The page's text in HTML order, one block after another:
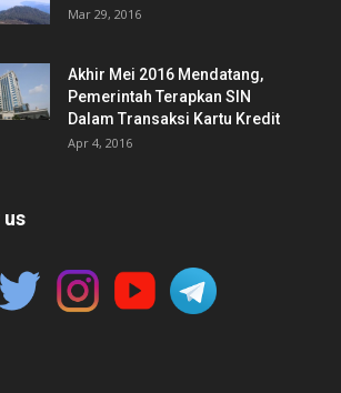
Mar 29, 2016
Akhir Mei 2016 Mendatang,
Pemerintah Terapkan SIN
Dalam Transaksi Kartu Kredit
Apr 4, 2016
us